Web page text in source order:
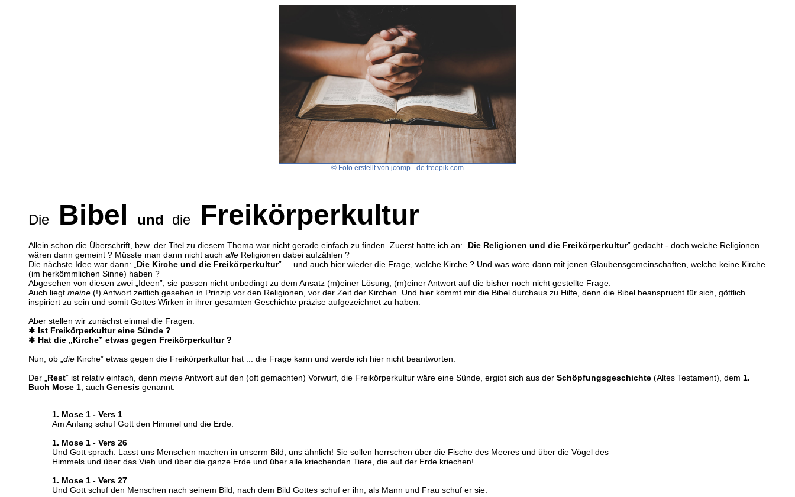
© Foto erstellt von jcomp - de.freepik.com
Die Bibel und die Freikörperkultur
Allein schon die Überschrift, bzw. der Titel zu diesem Thema war nicht gerade einfach zu finden. Zuerst hatte ich an: „ Die Religionen und die Freikörperkultur” gedacht - doch welche Religionen
wären dann gemeint ? Müsste man dann nicht auch alle Religionen dabei aufzählen ?
Die nächste Idee war dann: „ Die Kirche und die Freikörperkultur” ... und auch hier wieder die Frage, welche Kirche ? Und was wäre dann mit jenen Glaubensgemeinschaften, welche keine Kirche
(im herkömmlichen Sinne) haben ?
Abgesehen von diesen zwei „Ideen”, sie passen nicht unbedingt zu dem Ansatz (m)einer Lösung, (m)einer Antwort auf die bisher noch nicht gestellte Frage.
Auch liegt meine (!) Antwort zeitlich gesehen in Prinzip vor den Religionen, vor der Zeit der Kirchen. Und hier kommt mir die Bibel durchaus zu Hilfe, denn die Bibel beansprucht für sich, göttlich
inspiriert zu sein und somit Gottes Wirken in ihrer gesamten Geschichte präzise aufgezeichnet zu haben.
Aber stellen wir zunächst einmal die Fragen:
✱ Ist Freikörperkultur eine Sünde ?
✱ Hat die „Kirche” etwas gegen Freikörperkultur ?
Nun, ob „ die Kirche” etwas gegen die Freikörperkultur hat ... die Frage kann und werde ich hier nicht beantworten.
Der „ Rest” ist relativ einfach, denn meineAntwort auf den (oft gemachten) Vorwurf, die Freikörperkultur wäre eine Sünde, ergibt sich aus der Schöpfungsgeschichte (Altes Testament), dem 1.
Buch Mose 1 , auch Genesis genannt:
1. Mose 1 - Vers 1
Am Anfang schuf Gott den Himmel und die Erde.
1. Mose 1 - Vers 26
Und Gott sprach: Lasst uns Menschen machen in unserm Bild, uns ähnlich! Sie sollen herrschen über die Fische des Meeres und über die Vögel des
Himmels und über das Vieh und über die ganze Erde und über alle kriechenden Tiere, die auf der Erde kriechen!
1. Mose 1 - Vers 27
Und Gott schuf den Menschen nach seinem Bild, nach dem Bild Gottes schuf er ihn; als Mann und Frau schuf er sie.